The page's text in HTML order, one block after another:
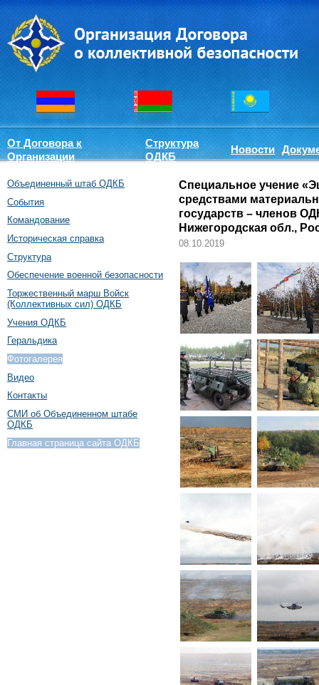
От Договора к
Организации
Структура
ОДКБ
Новости
Объединенный штаб ОДКБ
События
Командование
Историческая справка
Структура
Обеспечение военной безопасности
Торжественный марш Войск
(Коллективных сил) ОДКБ
Учения ОДКБ
Геральдика
Фотогалерея
Видео
Контакты
СМИ об Объединенном штабе
ОДКБ
Главная страница сайта ОДКБ
Специальное учение
средствами
государств – членов
Нижегородская обл.,
08.10.2019